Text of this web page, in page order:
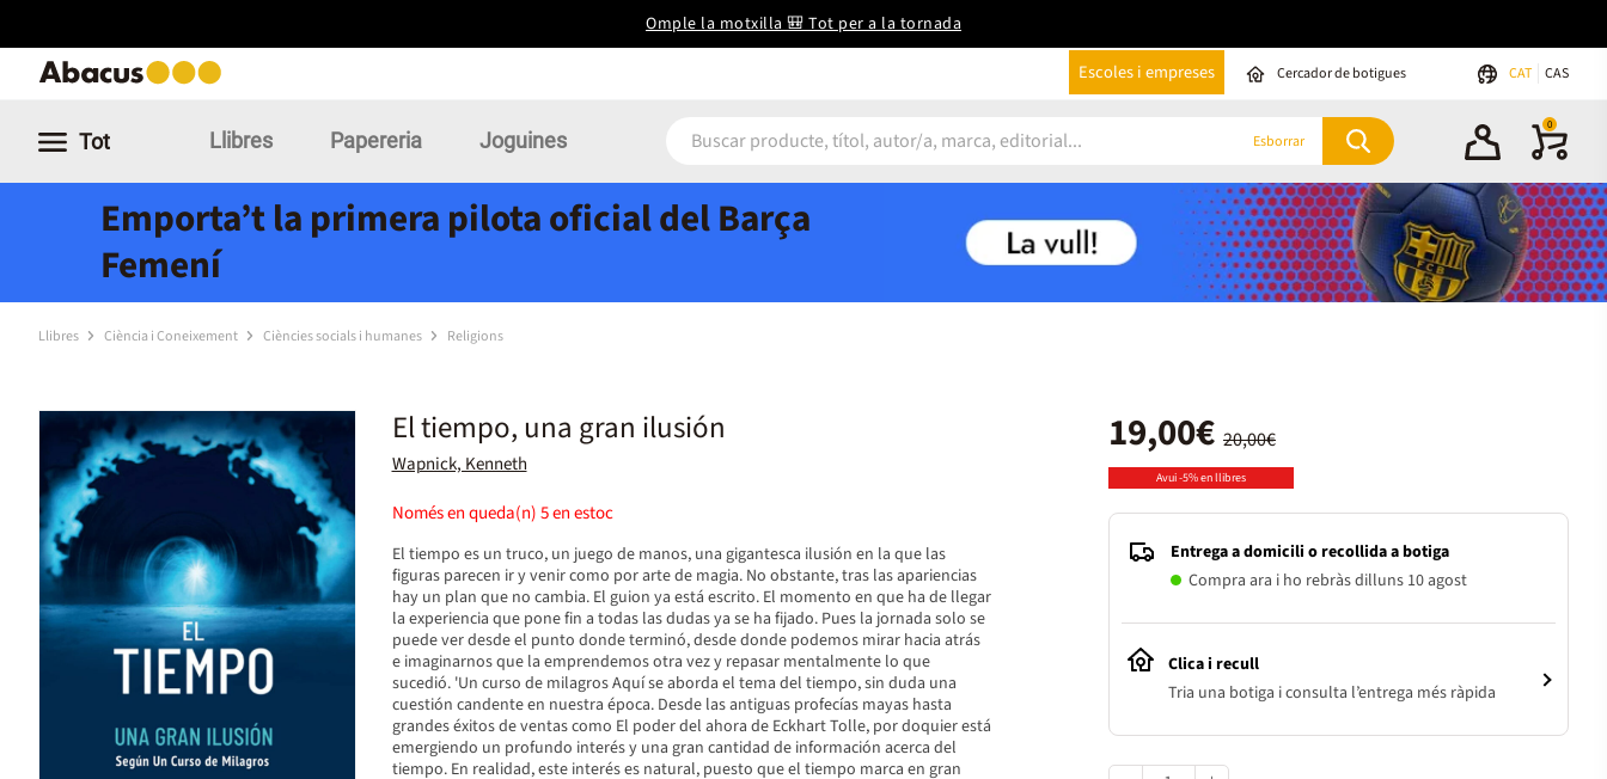
Omple la motxilla 🎒 Tot per a la tornada
Escoles i empreses Cercador de botigues CAT CAS
Tot Llibres Papereria Joguines Esborrar
0
Emporta’t la primera pilota oficial del Barça
Femení
Llibres Ciència i Coneixement Ciències socials i humanes Religions
El tiempo, una gran ilusión
Wapnick, Kenneth
Només en queda(n)5en estoc
El tiempo es un truco, un juego de manos, una gigantesca ilusión en la que las
figuras parecen ir y venir como por arte de magia. No obstante, tras las apariencias
hay un plan que no cambia. El guion ya está escrito. El momento en que ha de llegar
la experiencia que pone fin a todas las dudas ya se ha fijado. Pues la jornada solo se
puede ver desde el punto donde terminó, desde donde podemos mirar hacia atrás
e imaginarnos que la emprendemos otra vez y repasar mentalmente lo que
sucedió. 'Un curso de milagros Aquí se aborda el tema del tiempo, sin duda una
cuestión candente en nuestra época. Desde las antiguas profecías mayas hasta
grandes éxitos de ventas como El poder del ahora de Eckhart Tolle, por doquier está
emergiendo un profundo interés y una gran cantidad de información acerca del
tiempo. En realidad, este interés es natural, puesto que el tiempo marca en gran
20,00€
19,00€
Avui -5% en llibres
Entrega a domicili o recollida a botiga
Compra ara i ho rebràs dilluns 10 agost
Clica i recull
Tria una botiga i consulta l’entrega més ràpida